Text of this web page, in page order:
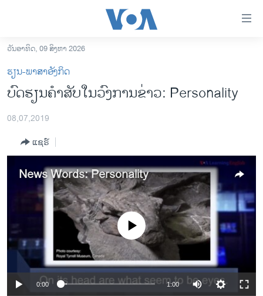
ເຂົ້າ
ຫາ
ຂ້າມ
ຂ້າມ
ໄປ
ຊອກ
ລາວ
ອາເມຣິກາ
ການເລືອກຕັ້ງ ປະທານາທີບໍດີ ສະຫະລັດ 2024
ຂ່າວ​ຈີນ
ໂລກ
ອິດສະຫຼະພາບດ້ານການຂ່າວ
ຊີວິດຊາວລາວ
ຊຸມຊົນຊາວລາວ
ວິທະຍາສາດ-ເທັກໂນໂລຈີ
ວັນອາທິດ, 09 ສິງຫາ 2026
ຮຽນ-ພາສາອັງກິດ
ບົດຮຽນຄຳສັບໃນວົງການຂ່າວ: Personality
08,07,2019
ແຊຣ໌
News Words: Personality
No media source currently available
0:00 1:00